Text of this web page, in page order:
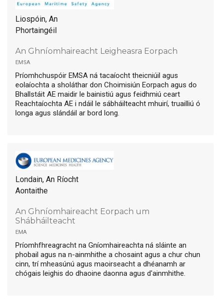
Liospóin, An
Phortaingéil
An Ghníomhaireacht Leigheasra Eorpach
emsa
Príomhchuspóir EMSA ná tacaíocht theicniúil agus
eolaíochta a sholáthar don Choimisiún Eorpach agus do
Bhallstáit AE maidir le bainistiú agus feidhmiú ceart
Reachtaíochta AE i ndáil le sábháilteacht mhuirí, truailliú ó
longa agus slándáil ar bord long.
Londain, An Ríocht
Aontaithe
An Ghníomhaireacht Eorpach um
Shábháilteacht
ema
Príomhfhreagracht na Gníomhaireachta ná sláinte an
phobail agus na n-ainmhithe a chosaint agus a chur chun
cinn, trí mheasúnú agus maoirseacht a dhéanamh ar
chógais leighis do dhaoine daonna agus d'ainmhithe.